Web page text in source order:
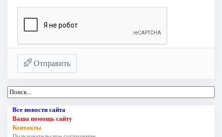
Отправить
Все новости сайта
Ваша помощь сайту
Контакты